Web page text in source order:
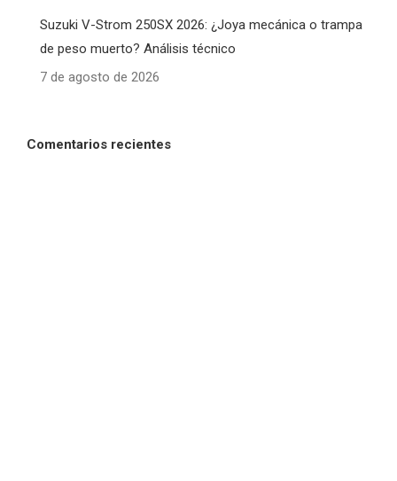
Suzuki V-Strom 250SX 2026: ¿Joya mecánica o trampa
de peso muerto? Análisis técnico
7 de agosto de 2026
Comentarios recientes